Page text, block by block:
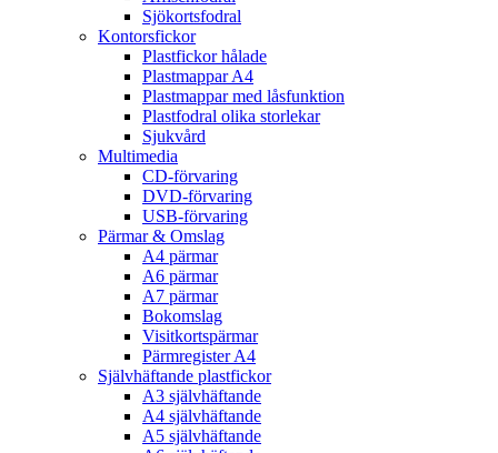
Sjökortsfodral
Kontorsfickor
Plastfickor hålade
Plastmappar A4
Plastmappar med låsfunktion
Plastfodral olika storlekar
Sjukvård
Multimedia
CD-förvaring
DVD-förvaring
USB-förvaring
Pärmar & Omslag
A4 pärmar
A6 pärmar
A7 pärmar
Bokomslag
Visitkortspärmar
Pärmregister A4
Självhäftande plastfickor
A3 självhäftande
A4 självhäftande
A5 självhäftande